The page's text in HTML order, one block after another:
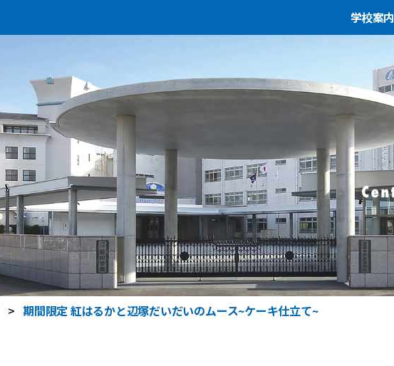
学校案内
> 期間限定 紅はるかと辺塚だいだいのムース~ケーキ仕立て~